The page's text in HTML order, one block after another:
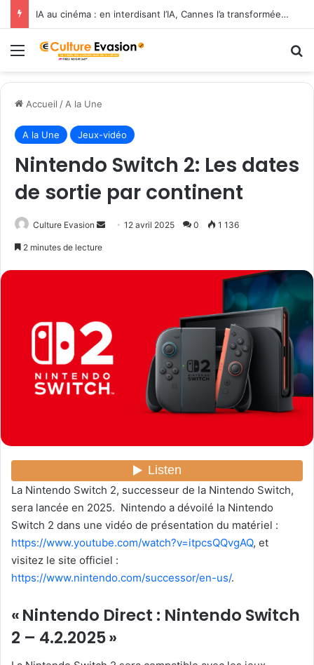
IA au cinéma : en interdisant l’IA, Cannes l’a transformée en label de luxe
Menu
Accueil / A la Une
A la Une Jeux-vidéo
Nintendo Switch 2: Les dates
de sortie par continent
Culture Evasion
r
u
n
c
o
i
l
12 avril 2025 0 1 136
2 minutes de lecture
La Nintendo Switch 2, successeur de la Nintendo Switch,
sera lancée en 2025. Nintendo a dévoilé la Nintendo
Switch 2 dans une vidéo de présentation du matériel :
https://www.youtube.com/watch?v=itpcsQQvgAQ, et
visitez le site officiel :
https://www.nintendo.com/successor/en-us/.
« Nintendo Direct : Nintendo Switch
2 – 4.2.2025 »